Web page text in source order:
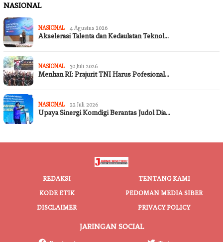
NASIONAL
NASIONAL 4 Agustus 2026
Akselerasi Talenta dan Kedaulatan Teknol…
NASIONAL 30 Juli 2026
Menhan RI: Prajurit TNI Harus Pofesional…
NASIONAL 22 Juli 2026
Upaya Sinergi Komdigi Berantas Judol Dia…
REDAKSI
TENTANG KAMI
KODE ETIK
PEDOMAN MEDIA SIBER
DISCLAIMER
PRIVACY POLICY
JARINGAN SOCIAL